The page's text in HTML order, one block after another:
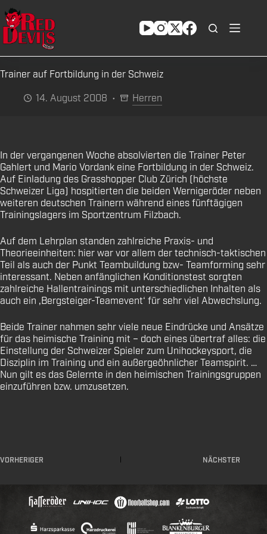
Zum
Inhalt
springen
Trainer auf Fortbildung in der Schweiz
14. August 2008
Herren
In der vergangenen Woche absolvierten die Trainer Peter
Gahlert und Mario Vordank eine Fortbildung in der Schweiz.
Auf Einladung des Grasshopper Club Zürich (höchste
Schweizer Liga) hospitierten die beiden Wernigeröder neben
weiteren deutschen Trainern während eines fünftägigen
Trainingslagers im Sportzentrum Filzbach.
Auf dem Lehrplan standen zahlreiche Praxis- und
Theorieeinheiten: hier war vor allem der technisch-taktischen
Teil als auch der Punkt Teambuildung bzw- Teamforming sehr
interessant. Neben anfänglichen Konditionstest sorgten
zahlreiche Hallentrainings mit unterschiedlichen Inhalten als
auch ein ‚Bergsteiger-Teamevent‘ für sehr viel Abwechslung.
Beide Trainer nahmen sehr viele neue Eindrücke und Ansätze
für das heimische Training mit – doch eines übertraf alles: die
Einstellung der Schweizer Spieler zum Unihockeysport, die
Disziplin im Training und ein außergeöhnlicher Teamspirit. …
Nun gilt es das Gelernte in den heimischen Trainingsgruppen
einzuführen bzw. umzusetzen.
VORHERIGER NÄCHSTER